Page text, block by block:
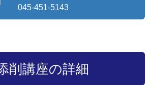
045-451-5143
削講座の詳細